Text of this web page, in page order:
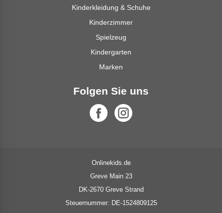
Kinderkleidung & Schuhe
Kinderzimmer
Spielzeug
Kindergarten
Marken
Folgen Sie uns
Onlinekids.de
Greve Main 23
DK-2670 Greve Strand
Steuernummer: DE-1524809125